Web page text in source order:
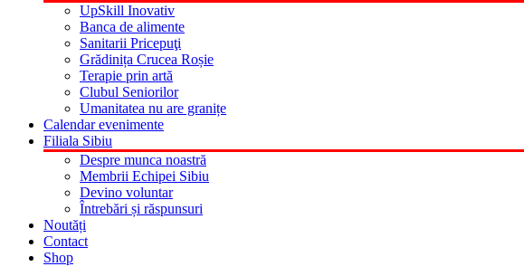
UpSkill Inovativ
Banca de alimente
Sanitarii Pricepuţi
Grădinița Crucea Roșie
Terapie prin artă
Clubul Seniorilor
Umanitatea nu are granițe
Calendar evenimente
Filiala Sibiu
Despre munca noastră
Membrii Echipei Sibiu
Devino voluntar
Întrebări și răspunsuri
Noutăți
Contact
Shop